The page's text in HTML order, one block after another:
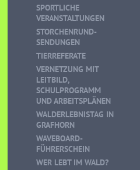
SPORTLICHE
VERANSTALTUNGEN
STORCHENRUND-
SENDUNGEN
TIERREFERATE
VERNETZUNG MIT
LEITBILD,
SCHULPROGRAMM
UND ARBEITSPLÄNEN
WALDERLEBNISTAG IN
GRAFHORN
WAVEBOARD-
FÜHRERSCHEIN
WER LEBT IM WALD?